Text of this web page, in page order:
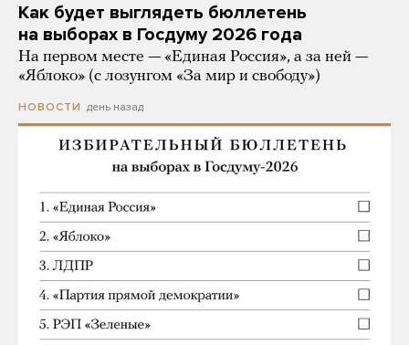
Как будет выглядеть бюллетень
на выборах в Госдуму 2026 года
На первом месте — «Единая Россия», а за ней —
«Яблоко» (с лозунгом «За мир и свободу»)
НОВОСТИ день назад